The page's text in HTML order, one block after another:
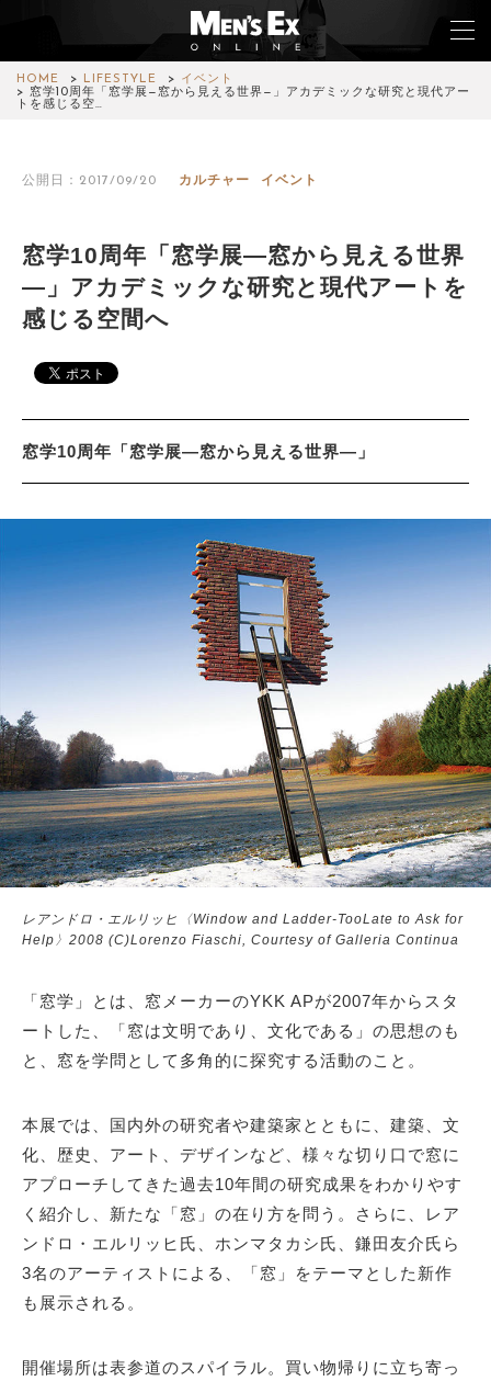
HOME LIFESTYLE
イベント
窓学10周年「窓学展—窓から見える世界—」アカデミックな研究と現代アー
トを感じる空…
公開日：2017/09/20 カルチャー イベント
窓学10周年「窓学展—窓から見える世界
—」アカデミックな研究と現代アートを
感じる空間へ
窓学10周年「窓学展—窓から見える世界—」
レアンドロ・エルリッヒ〈Window and Ladder-TooLate to Ask for
Help〉2008 (C)Lorenzo Fiaschi, Courtesy of Galleria Continua
「窓学」とは、窓メーカーのYKK APが2007年からスタ
ートした、「窓は文明であり、文化である」の思想のも
と、窓を学問として多角的に探究する活動のこと。
本展では、国内外の研究者や建築家とともに、建築、文
化、歴史、アート、デザインなど、様々な切り口で窓に
アプローチしてきた過去10年間の研究成果をわかりやす
く紹介し、新たな「窓」の在り方を問う。さらに、レア
ンドロ・エルリッヒ氏、ホンマタカシ氏、鎌田友介氏ら
3名のアーティストによる、「窓」をテーマとした新作
も展示される。
開催場所は表参道のスパイラル。買い物帰りに立ち寄っ
FASHION
WATCH
CAR&BIKE
COLUMN
ABOUT SITE
サイトマップ